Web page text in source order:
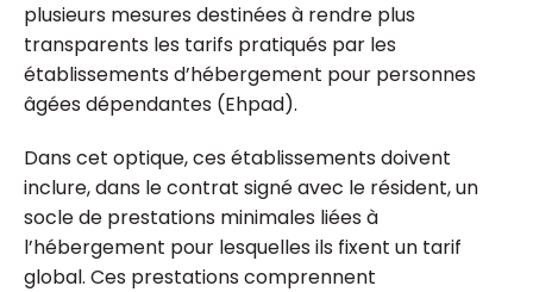
plusieurs mesures destinées à rendre plus
transparents les tarifs pratiqués par les
établissements d’hébergement pour personnes
âgées dépendantes (Ehpad).
Dans cet optique, ces établissements doivent
inclure, dans le contrat signé avec le résident, un
socle de prestations minimales liées à
l’hébergement pour lesquelles ils fixent un tarif
global. Ces prestations comprennent